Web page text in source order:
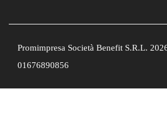
Promimpresa Società Benefit S.R.L.
01676890856